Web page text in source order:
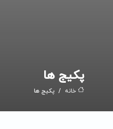
پکیج ها
خانه پکیج ها